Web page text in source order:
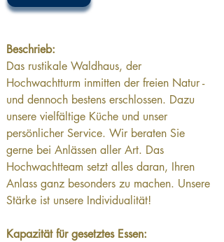
Beschrieb:
Das rustikale Waldhaus, der
Hochwachtturm inmitten der freien Natur -
und dennoch bestens erschlossen. Dazu
unsere vielfältige Küche und unser
persönlicher Service. Wir beraten Sie
gerne bei Anlässen aller Art. Das
Hochwachtteam setzt alles daran, Ihren
Anlass ganz besonders zu machen. Unsere
Stärke ist unsere Individualität!
Kapazität für gesetztes Essen: